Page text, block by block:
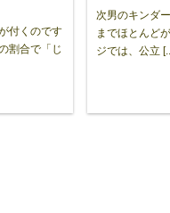
付くのです
割合で「じ
次男のキンダ
までほとんど
ジでは、公立